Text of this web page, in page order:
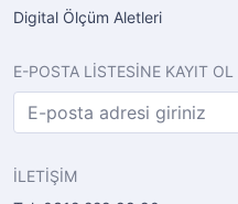
Digital Ölçüm Aletleri
E-POSTA LİSTESİNE KAYIT OL
İLETİŞİM